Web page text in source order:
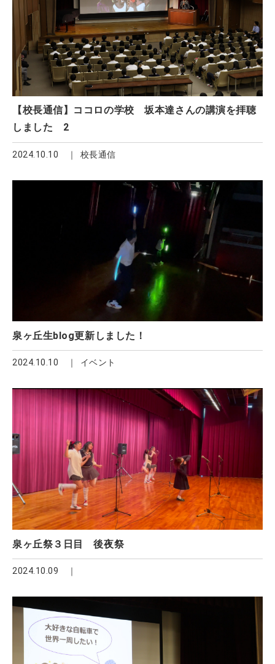
【校長通信】ココロの学校 坂本達さんの講演を拝聴
しました 2
2024.10.10 校長通信
泉ヶ丘生blog更新しました！
2024.10.10 イベント
泉ヶ丘祭３日目 後夜祭
2024.10.09